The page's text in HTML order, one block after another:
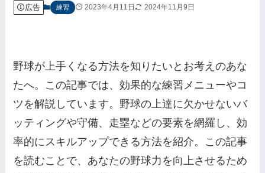
広告 練習 2023年4月11日 2024年11月9日
野球が上手くなる方法を知りたいとお考えのあな
たへ。この記事では、効果的な練習メニューやコ
ツを解説しています。野球の上達に欠かせないバ
ッティングや守備、走塁などの要素を網羅し、効
率的にスキルアップできる方法を紹介。この記事
を読むことで、あなたの野球力を向上させるため